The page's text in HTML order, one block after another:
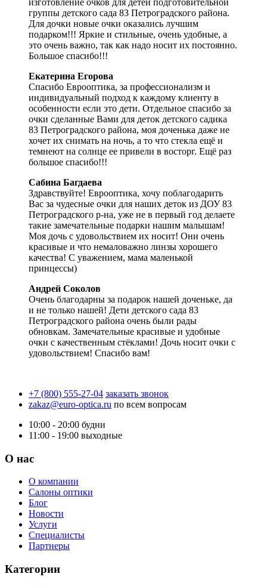
группы детского сада 83 Петроградского района.
Для дочки новые очки оказались лучшим
подарком!!! Яркие и стильные, очень удобные, а
это очень важно, так как надо носит их постоянно.
Большое спасибо!!!
Екатерина Егорова
Спасибо Еврооптика, за профессионализм и
индивидуальный подход к каждому клиенту в
особенности если это дети. Отдельное спасибо за
очки сделанные Вами для деток детского садика
83 Петроградского района, моя доченька даже не
хочет их снимать на ночь, а то что стекла ещё и
темнеют на солнце ее привели в восторг. Ещё раз
большое спасибо!!!
Сабина Багдаева
Здравствуйте! Еврооптика, хочу поблагодарить
Вас за чудесные очки для наших деток из ДОУ 83
Петроградского р-на, уже не в первый год делаете
такие замечательные подарки нашим малышам!
Моя дочь с удовольствием их носит! Они очень
красивые и что немаловажно линзы хорошего
качества! С уважением, мама маленькой
принцессы)
Андрей Соколов
Очень благодарны за подарок нашей доченьке, да
и не только нашей! Дети детского сада 83
Петроградского района очень были рады
обновкам. Замечательные красивые и удобные
очки с качественным стёклами! Дочь носит очки с
удовольствием! Спасибо вам!
+7 (800) 555-27-04 заказать звонок
zakaz@euro-optica.ru по всем вопросам
10:00 - 20:00 будни
11:00 - 19:00 выходные
О нас
О компании
Салоны оптики
Блог
Новости
Услуги
Специалисты
Партнеры
Категории